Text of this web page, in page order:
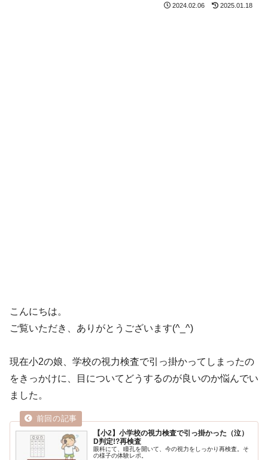
2024.02.06 2025.01.18
こんにちは。
ご覧いただき、ありがとうございます(^_^)
現在小2の娘、学校の視力検査で引っ掛かってしまったの
をきっかけに、目についてどうするのが良いのか悩んでい
ました。
【小2】小学校の視力検査で引っ掛かった（泣）
D判定!?再検査
眼科にて、瞳孔を開いて、今の視力をしっかり再検査。そ
の様子の体験レポ。